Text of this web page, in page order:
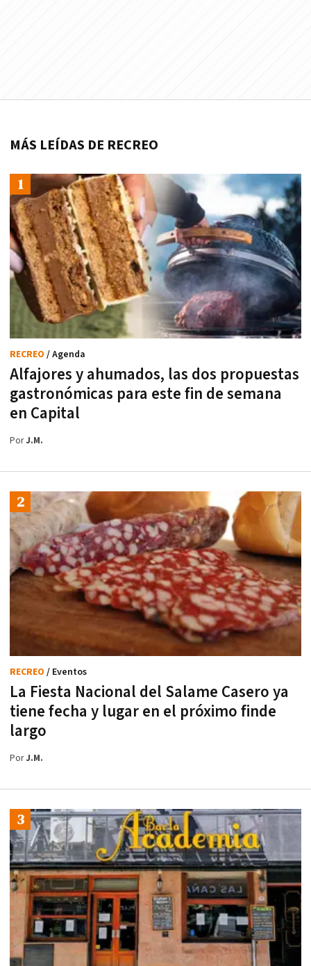
MÁS LEÍDAS DE RECREO
Alfajores y ahumados, las dos propuestas
gastronómicas para este fin de semana
en Capital
RECREO / Agenda
PorJ.M.
La Fiesta Nacional del Salame Casero ya
tiene fecha y lugar en el próximo finde
largo
RECREO / Eventos
PorJ.M.